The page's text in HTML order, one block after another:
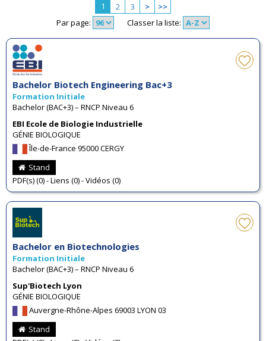
1 2 3 >
>>
Par page:
Classer la liste:
Bachelor Biotech Engineering Bac+3
Formation Initiale
Bachelor (BAC+3) – RNCP Niveau 6
EBI Ecole de Biologie Industrielle
GÉNIE BIOLOGIQUE
Île-de-France 95000 CERGY
Stand
PDF(s) (0) - Liens (0) - Vidéos (0)
Bachelor en Biotechnologies
Formation Initiale
Bachelor (BAC+3) – RNCP Niveau 6
Sup'Biotech Lyon
GÉNIE BIOLOGIQUE
Auvergne-Rhône-Alpes 69003 LYON 03
Stand